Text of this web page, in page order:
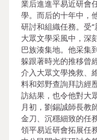
業后進進平易近研會
學。而后的十年中，
研討和組織任務。受
大眾文學采風中，深
巴族湊集地。他采集
躲跟著時光的推移曾
介入大眾文學挽救、
料和郊野查詢拜訪經
訪結果，也令他對大
月初，劉錫誠師長教
金刀、沉穩細致的任
領平易近研會拓展任